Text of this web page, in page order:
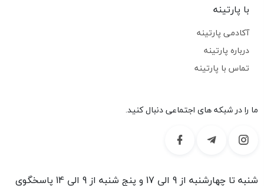
با پارتینه
آکادمی پارتینه
درباره پارتینه
تماس با پارتینه
ما را در شبکه های اجتماعی دنبال کنید.
شنبه تا چهارشنبه از 9 الی 17 و پنج شنبه از 9 الی 14 پاسخگوی